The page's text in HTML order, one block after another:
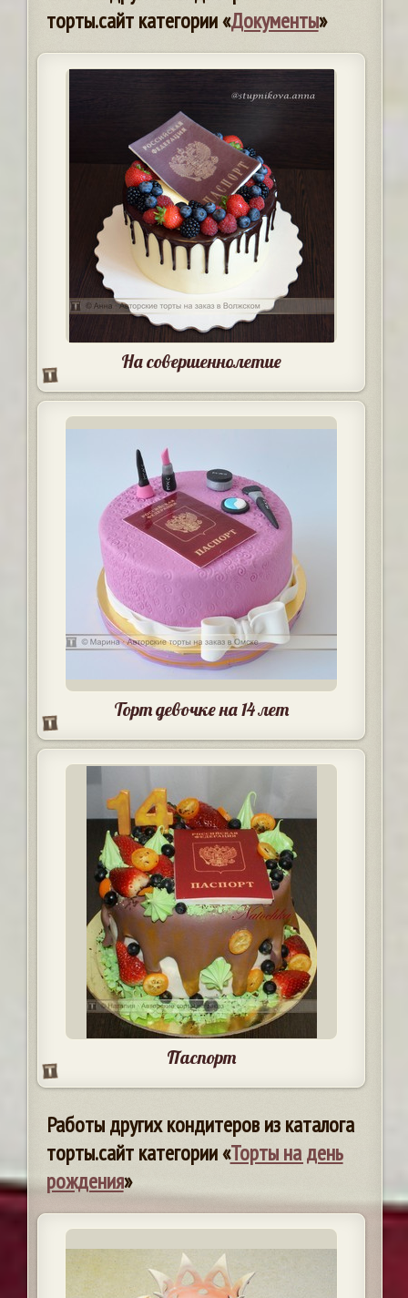
торты.сайт категории «Документы»
На совершеннолетие
Торт девочке на 14 лет
Паспорт
Работы других кондитеров из каталога
торты.сайт категории «Торты на день
рождения»